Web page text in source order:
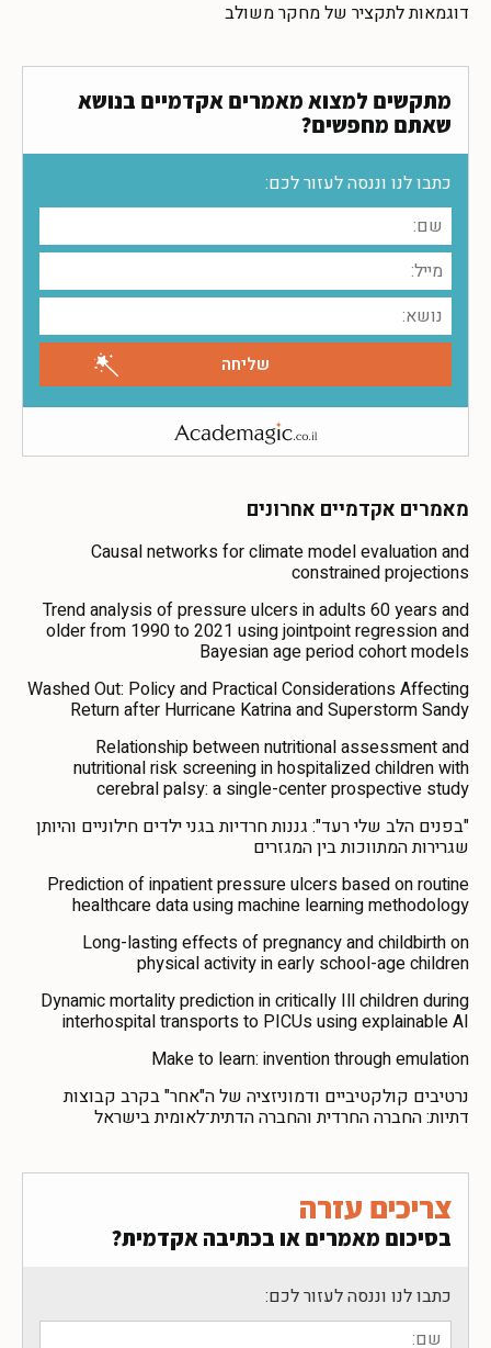
דוגמאות לתקציר של מחקר משולב
מתקשים למצוא מאמרים אקדמיים בנושא
שאתם מחפשים?
כתבו לנו וננסה לעזור לכם:
מאמרים אקדמיים אחרונים
Causal networks for climate model evaluation and
constrained projections
Trend analysis of pressure ulcers in adults 60 years and
older from 1990 to 2021 using jointpoint regression and
Bayesian age period cohort models
Washed Out: Policy and Practical Considerations Affecting
Return after Hurricane Katrina and Superstorm Sandy
Relationship between nutritional assessment and
nutritional risk screening in hospitalized children with
cerebral palsy: a single-center prospective study
"בפנים הלב שלי רעד": גננות חרדיות בגני ילדים חילוניים והיותן
שגרירות המתווכות בין המגזרים
Prediction of inpatient pressure ulcers based on routine
healthcare data using machine learning methodology
Long-lasting effects of pregnancy and childbirth on
physical activity in early school-age children
Dynamic mortality prediction in critically Ill children during
interhospital transports to PICUs using explainable AI
Make to learn: invention through emulation
נרטיבים קולקטיביים ודמוניזציה של ה"אחר" בקרב קבוצות
דתיות: החברה החרדית והחברה הדתית־לאומית בישראל
צריכים עזרה
בסיכום מאמרים או בכתיבה אקדמית?
כתבו לנו וננסה לעזור לכם: